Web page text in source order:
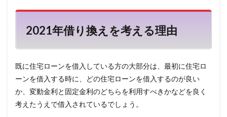
考え
由
換え
のメ
リッ
ト・
デメ
2021年借り換えを考える理由
既に住宅ローンを借入している方の大部分は、最初に住宅ロ
ーンを借入する時に、どの住宅ローンを借入するのが良い
か、変動金利と固定金利のどちらを利用すべきかなどを良く
考えたうえで借入されているでしょう。